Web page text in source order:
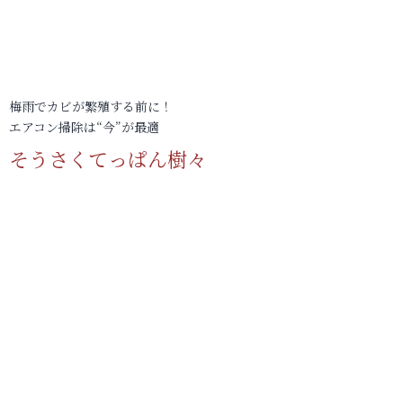
梅雨でカビが繁殖する前に！
エアコン掃除は“今”が最適
そうさくてっぱん樹々